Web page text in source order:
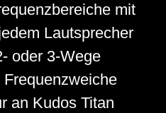
mit
Lautsprecher
oder 3-Wege
an Kudos Titan